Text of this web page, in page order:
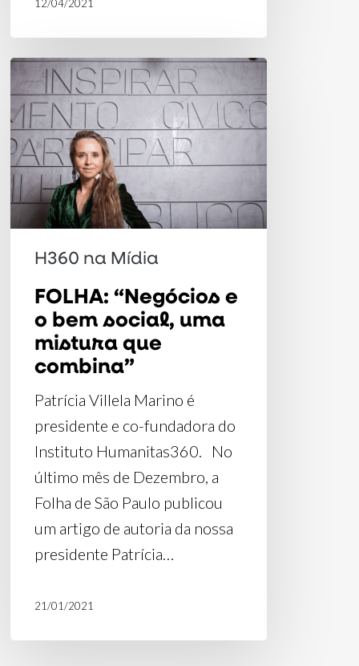
12/04/2021
FOLHA:
“Negócios
e
o
bem
social,
uma
mistura
combina”
H360 na Mídia
FOLHA: “Negócios e
o bem social, uma
mistura que
combina”
Patrícia Villela Marino é
presidente e co-fundadora do
Instituto Humanitas360. No
último mês de Dezembro, a
Folha de São Paulo publicou
um artigo de autoria da nossa
presidente Patrícia…
21/01/2021